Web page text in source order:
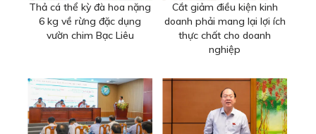
Thả cá thể kỳ đà hoa nặng
6 kg về rừng đặc dụng
vườn chim Bạc Liêu
Cắt giảm điều kiện kinh
doanh phải mang lại lợi ích
thực chất cho doanh
nghiệp